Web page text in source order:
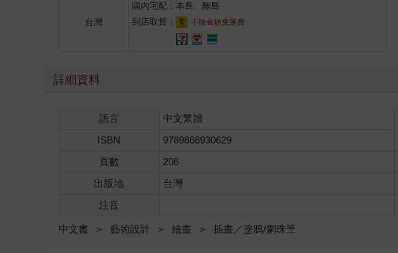
台灣
國內宅配：本島、離島
到店取貨：
不限金額免運費
詳細資料
語言 中文繁體
ISBN
9789868930629
頁數
208
出版地
台灣
注音
中文書 ＞ 藝術設計 ＞ 繪畫 ＞ 插畫／塗鴉/鋼珠筆